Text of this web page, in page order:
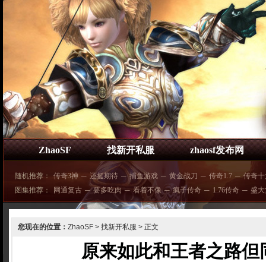
ZhaoSF 找新开私服 zhaosf发布网
随机推荐： 传奇3神 ─ 还挺期待 ─ 捕鱼游戏 ─ 黄金战刀 ─ 传奇1.7 ─ 传奇十
图集推荐：
网通复古 ─ 要多吃肉 ─ 看着不像 ─ 疯子传奇 ─ 1.76传奇 ─ 盛
您现在的位置： ZhaoSF > 找新开私服 > 正文
原来如此和王者之路但